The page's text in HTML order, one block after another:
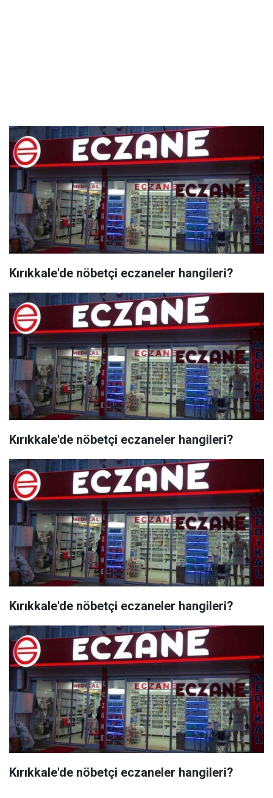
Kırıkkale'de nöbetçi eczaneler hangileri?
Kırıkkale'de nöbetçi eczaneler hangileri?
Kırıkkale'de nöbetçi eczaneler hangileri?
Kırıkkale'de nöbetçi eczaneler hangileri?